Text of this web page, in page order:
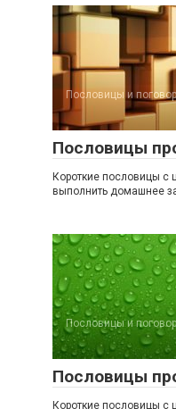
Пословицы и
Пословицы
Короткие пословицы с
выполнить домашнее
Пословицы и
Пословицы
Короткие пословицы с